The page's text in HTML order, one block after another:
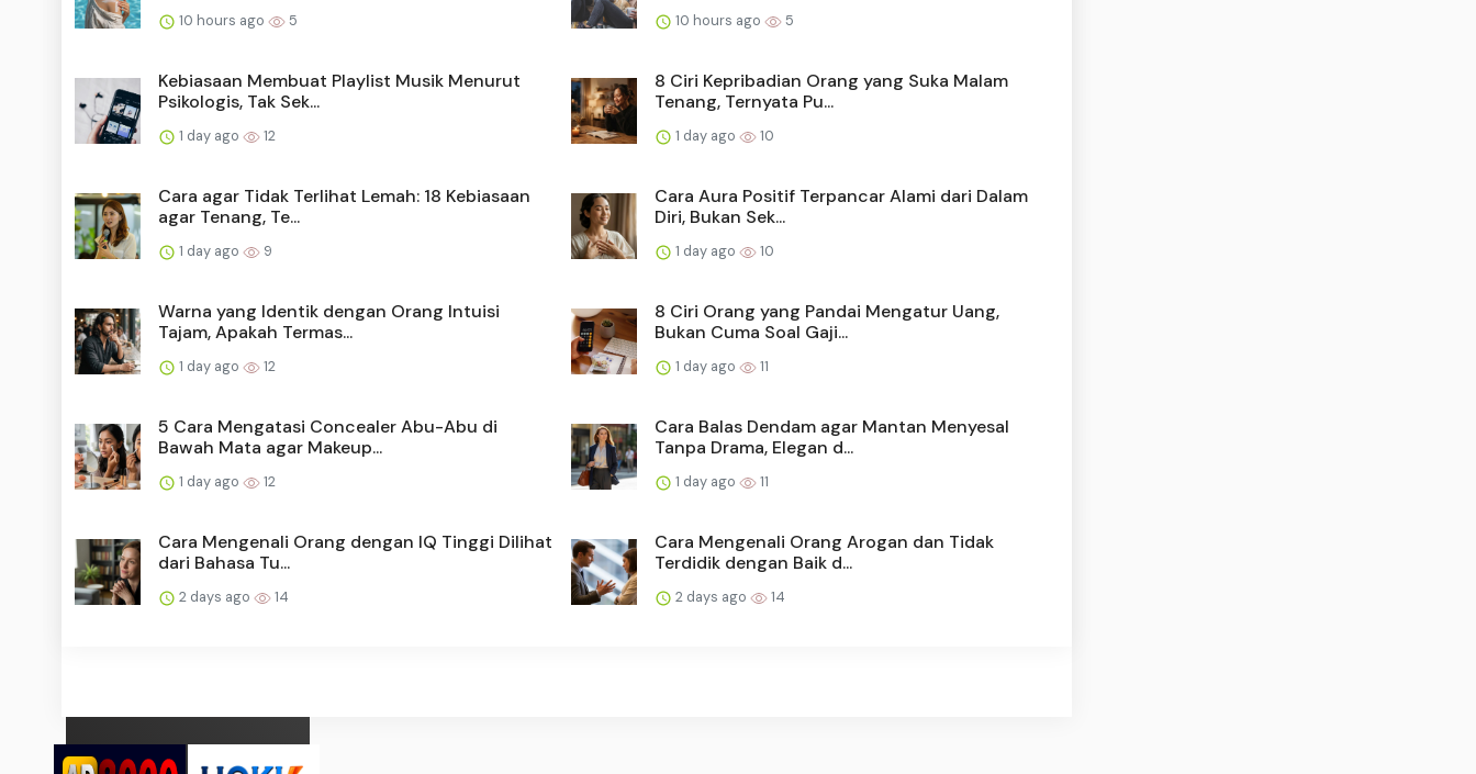
10 hours ago 5 10 hours ago 5
Kebiasaan Membuat Playlist Musik Menurut
Psikologis, Tak Sek...
1 day ago 12
8 Ciri Kepribadian Orang yang Suka Malam
Tenang, Ternyata Pu...
1 day ago 10
Cara agar Tidak Terlihat Lemah: 18 Kebiasaan
agar Tenang, Te...
1 day ago 9
Cara Aura Positif Terpancar Alami dari Dalam
Diri, Bukan Sek...
1 day ago 10
Warna yang Identik dengan Orang Intuisi
Tajam, Apakah Termas...
1 day ago 12
8 Ciri Orang yang Pandai Mengatur Uang,
Bukan Cuma Soal Gaji...
1 day ago 11
5 Cara Mengatasi Concealer Abu-Abu di
Bawah Mata agar Makeup...
1 day ago 12
Cara Balas Dendam agar Mantan Menyesal
Tanpa Drama, Elegan d...
1 day ago 11
Cara Mengenali Orang dengan IQ Tinggi Dilihat
dari Bahasa Tu...
2 days ago 14
Cara Mengenali Orang Arogan dan Tidak
Terdidik dengan Baik d...
2 days ago 14